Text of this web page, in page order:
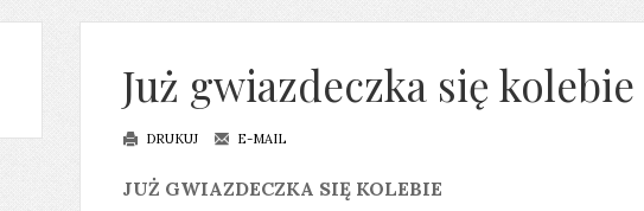
Już gwiazdeczka się kolebie
DRUKUJ E-MAIL
JUŻ GWIAZDECZKA SIĘ KOLEBIE